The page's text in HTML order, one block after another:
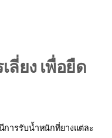
ลี่ยง เพื่อยืด
ารรับน้ำหนักที่ยางแต่ละ